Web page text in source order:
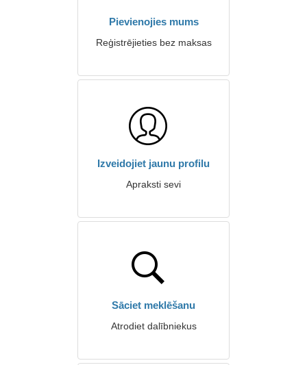
Pievienojies mums
Reģistrējieties bez maksas
Izveidojiet jaunu profilu
Apraksti sevi
Sāciet meklēšanu
Atrodiet dalībniekus